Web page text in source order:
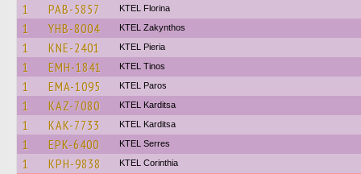
1 PAB-5857 KTEL Florina
1 YHB-8004 KTEL Zakynthos
1 KNE-2401 KTEL Pieria
1 EMH-1841 KTEL Tinos
1 EMA-1095 KTEL Paros
1 KAZ-7080 ΚΤΕL Karditsa
1 KAK-7733 ΚΤΕL Karditsa
1 EPK-6400 KTEL Serres
1 KPH-9838 KTEL Corinthia